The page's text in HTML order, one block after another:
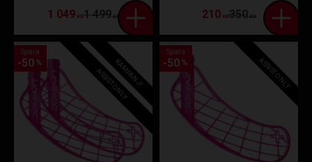
1 049KR1 499KR 210KR350KR
Spara
50 % KAMPANJ!
ASSIST ONLY
Spara
50 % ASSIST ONLY